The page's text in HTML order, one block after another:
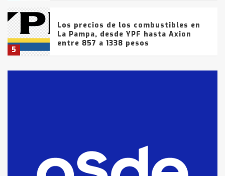
5
Los precios de los combustibles en
La Pampa, desde YPF hasta Axion
entre 857 a 1338 pesos
fueron detenidos por
comercialización de drogas en la
tarde del sábado